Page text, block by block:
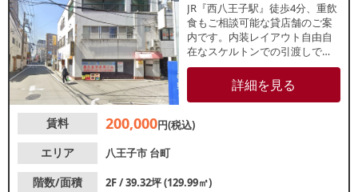
JR『西八王子駅』徒歩4分、重飲
食もご相談可能な貸店舗のご案
内です。内装レイアウト自由自
在なスケルトンでの引渡しで
す。近くにコインパーキングも
あり、地域密着型の営業に最適
なエリアです。諸条件等、お気
詳細を見る
賃料 200,000円(税込)
エリア
八王子市 台町
階数/面積
2F / 39.32坪 (129.99㎡)